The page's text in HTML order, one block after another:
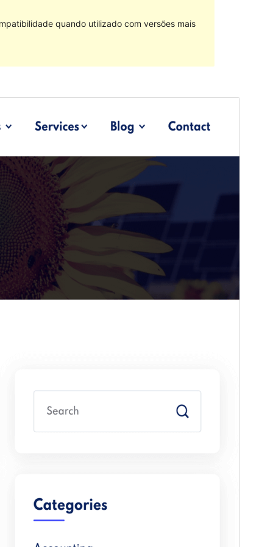
quando utilizado com versões mais
Versão
1.0.3
Instalações activas
40+
Versão do WordPress
Versão do PHP
Página inicial do tema